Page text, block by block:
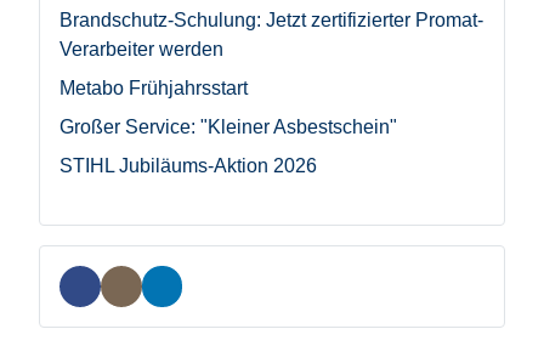
Brandschutz-Schulung: Jetzt zertifizierter Promat-
Verarbeiter werden
Metabo Frühjahrsstart
Großer Service: "Kleiner Asbestschein"
STIHL Jubiläums-Aktion 2026